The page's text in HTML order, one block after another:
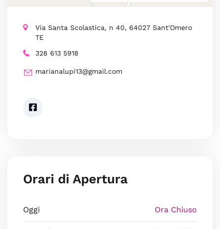
Via Santa Scolastica, n 40, 64027 Sant'Omero
TE
328 613 5918
marianalupi13@gmail.com
Orari di Apertura
Oggi Ora Chiuso